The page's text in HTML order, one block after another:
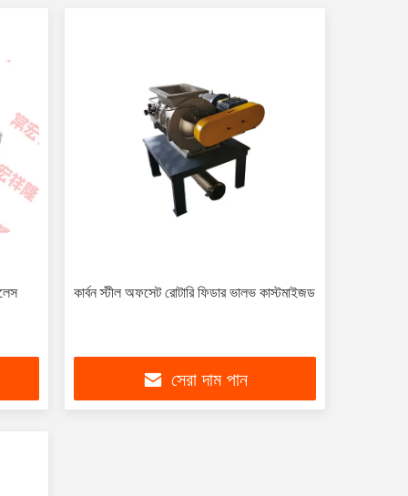
কার্বন স্টীল অফসেট রোটারি ফিডার ভালভ কাস্টমাইজড
সেরা দাম পান